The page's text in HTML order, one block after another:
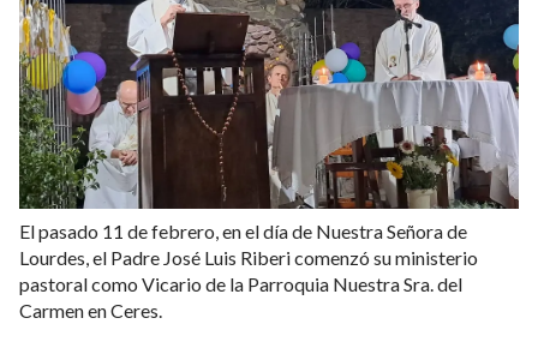
El pasado 11 de febrero, en el día de Nuestra Señora de
Lourdes, el Padre José Luis Riberi comenzó su ministerio
pastoral como Vicario de la Parroquia Nuestra Sra. del
Carmen en Ceres.